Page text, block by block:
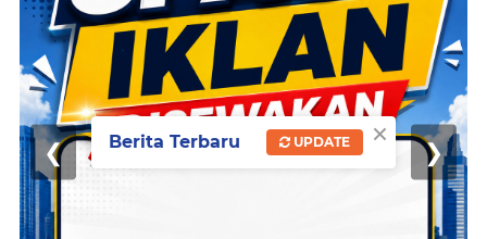
❮ ❯
×
Berita Terbaru UPDATE